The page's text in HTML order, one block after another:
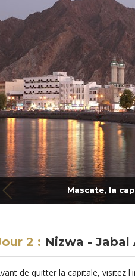
Mascate, la
2 : Nizwa - Jabal
de quitter la capitale, visitez